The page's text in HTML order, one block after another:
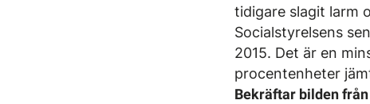
tidigare slagit larm
Socialstyrelsens
2015. Det är en
procentenheter
Bekräftar bilden från